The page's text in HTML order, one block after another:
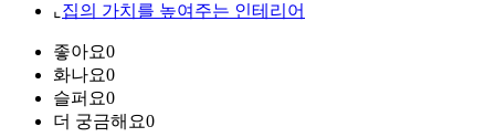
⌞ 집의 가치를 높여주는 인테리어
좋아요0
화나요0
슬퍼요0
더 궁금해요0